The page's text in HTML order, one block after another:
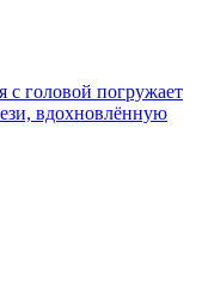
с головой погружает
вдохновлённую